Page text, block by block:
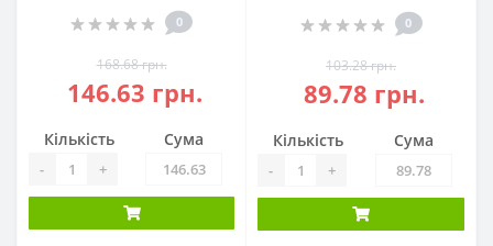
0
168.68 грн.
146.63 грн.
Кількість
- +
Сума
0
103.28 грн.
89.78 грн.
Кількість
- +
Сума